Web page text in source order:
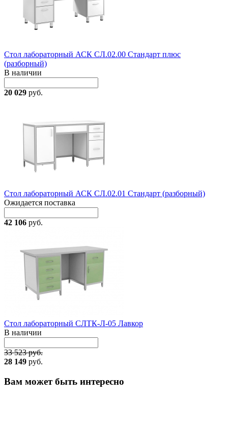
Стол лабораторный АСК СЛ.02.00 Стандарт плюс
(разборный)
В наличии
20 029 руб.
Стол лабораторный АСК СЛ.02.01 Стандарт (разборный)
Ожидается поставка
42 106 руб.
Стол лабораторный СЛТК-Л-05 Лавкор
В наличии
33 523 руб.
28 149 руб.
Вам может быть интересно